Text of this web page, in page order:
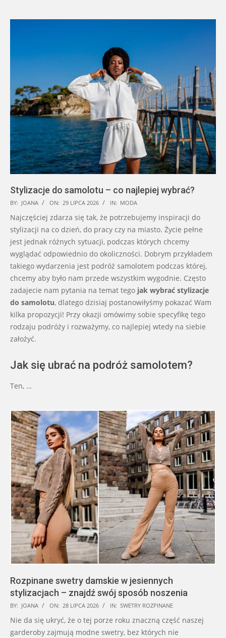
Stylizacje do samolotu – co najlepiej wybrać?
2026-
07-
29
BY: JOANA ON: 29 LIPCA 2026 IN: MODA
Najczęściej zdarza się tak, że potrzebujemy inspiracji do
stylizacji na co dzień, do pracy czy na miasto. Życie pełne
jest jednak różnych sytuacji, podczas których chcemy
wyglądać odpowiednio do okoliczności. Dobrym przykładem
takiego wydarzenia jest podróż samolotem podczas której,
chcemy aby było nam przede wszystkim wygodnie. Często
zadajecie nam pytania na temat tego jak wybrać stylizacje
do samolotu, dlatego dzisiaj postanowiłyśmy pokazać Wam
kilka propozycji! Przy okazji omówimy sobie specyfikę tego
rodzaju podróży i rozważymy, co najlepiej wtedy na siebie
założyć.
Jak się ubrać na podróż samolotem?
Ten, …
Rozpinane swetry damskie w jesiennych
stylizacjach – znajdź swój sposób noszenia
2026-
07-
28
BY: JOANA ON: 28 LIPCA 2026 IN: SWETRY ROZPINANE
Nie da się ukryć, że o tej porze roku znaczną część naszej
garderoby zajmują modne swetry, bez których nie